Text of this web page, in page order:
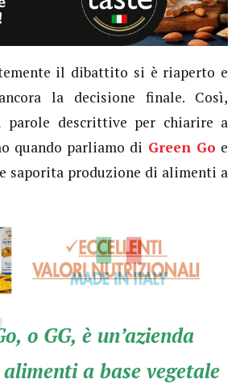
il dibattito si è riaperto e
la decisione finale. Così,
parole descrittive per chiarire a
quando parliamo di Green Go e
saporita produzione di alimenti a
o GG, è un’azienda
a base vegetale